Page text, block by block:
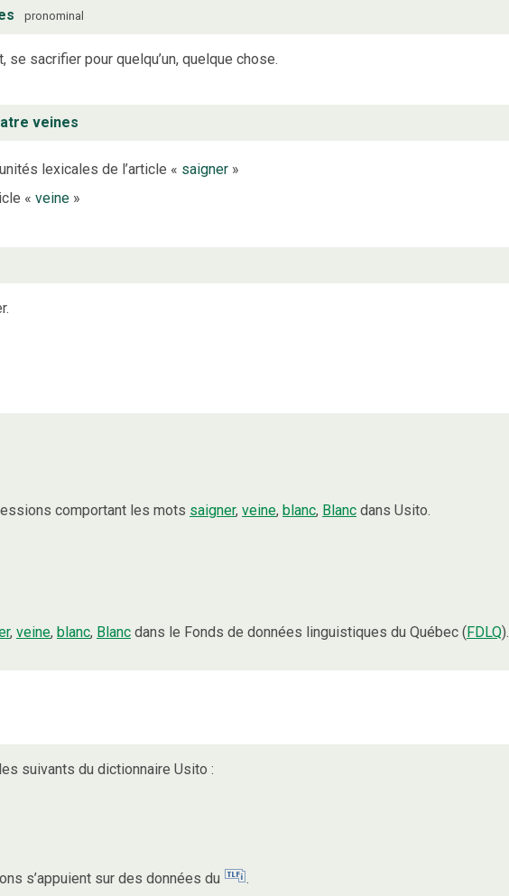
pronominal
se sacrifier pour quelqu’un, quelque chose.
veines
lexicales de l’article « saigner»
« veine»
comportant les mots saigner, veine, blanc, Blanc dans Usito.
, veine, blanc, Blanc dans le Fonds de données linguistiques du Québec (FDLQ).
suivants du dictionnaire Usito :
s’appuient sur des données du
.